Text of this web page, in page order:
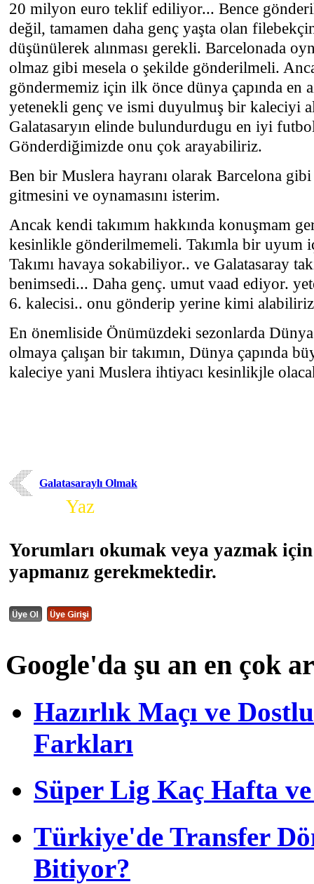
20 milyon euro teklif ediliyor... Bence
değil, tamamen daha genç yaşta olan
düşünülerek alınması gerekli. Barcelonada
olmaz gibi mesela o şekilde gönderilmeli.
göndermemiz için ilk önce dünya çapında en
yetenekli genç ve ismi duyulmuş bir kaleciyi
Galatasaryın elinde bulundurdugu en iyi
Gönderdiğimizde onu çok arayabiliriz.
Ben bir Muslera hayranı olarak Barcelona
gitmesini ve oynamasını isterim.
Ancak kendi takımım hakkında konuşmam
kesinlikle gönderilmemeli. Takımla bir uyum
Takımı havaya sokabiliyor.. ve Galatasaray
benimsedi... Daha genç. umut vaad ediyor.
6. kalecisi.. onu gönderip yerine kimi
En önemliside Önümüzdeki sezonlarda
olmaya çalışan bir takımın, Dünya çapında
kaleciye yani Muslera ihtiyacı kesinlikjle
Galatasaraylı Olmak
Yaz
Yorumları okumak veya yazmak
yapmanız gerekmektedir.
Google'da şu an en çok
Hazırlık Maçı ve
Farkları
Süper Lig Kaç Hafta
Türkiye'de Transfer
Bitiyor?